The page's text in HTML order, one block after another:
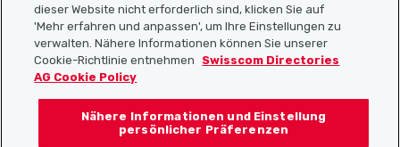
Localcities App herunterladen
Folgt uns auf:
dieser Website nicht erforderlich sind, klicken Sie auf
'Mehr erfahren und anpassen', um Ihre Einstellungen zu
verwalten. Nähere Informationen können Sie unserer
Cookie-Richtlinie entnehmen
Swisscom Directories
AG Cookie Policy
Nähere Informationen und Einstellung
persönlicher Präferenzen